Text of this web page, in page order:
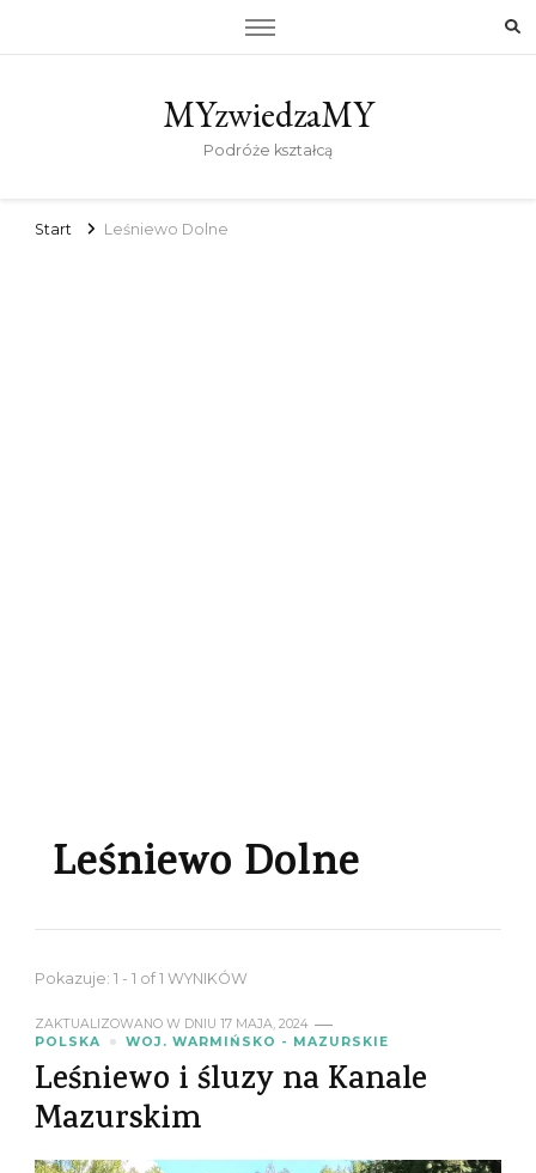
MYzwiedzaMY
Podróże kształcą
Start Leśniewo Dolne
Leśniewo Dolne
Pokazuje: 1 - 1 of 1 WYNIKÓW
ZAKTUALIZOWANO W DNIU 17 MAJA, 2024
POLSKA
WOJ. WARMIŃSKO - MAZURSKIE
Leśniewo i śluzy na Kanale
Mazurskim